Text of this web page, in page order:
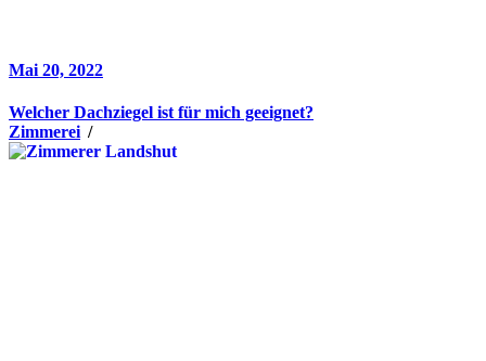
Mai 20, 2022
Welcher Dachziegel ist für mich geeignet?
Zimmerei /